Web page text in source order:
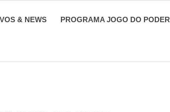
& NEWS PROGRAMA JOGO DO PODER